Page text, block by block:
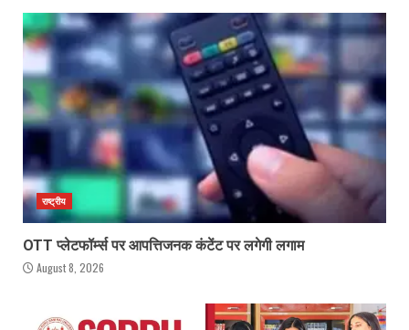
राष्ट्रीय
OTT प्लेटफॉर्म्स पर आपत्तिजनक कंटेंट पर लगेगी लगाम
August 8, 2026